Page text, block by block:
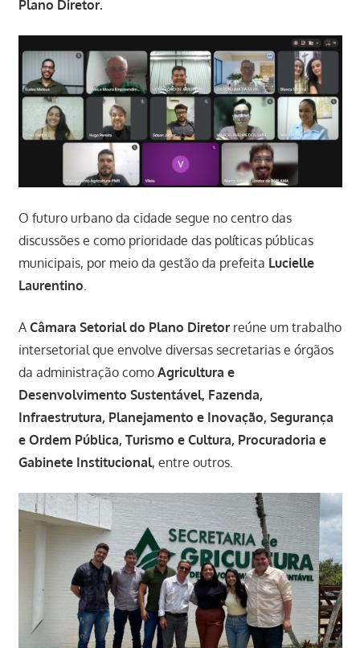
Plano Diretor.
O futuro urbano da cidade segue no centro das
discussões e como prioridade das políticas públicas
municipais, por meio da gestão da prefeita Lucielle
Laurentino
A Câmara Setorial do Plano Diretorreúne um trabalho
intersetorial que envolve diversas secretarias e órgãos
da administração como Agricultura e
Desenvolvimento Sustentável, Fazenda,
Infraestrutura, Planejamento e Inovação, Segurança
e Ordem Pública, Turismo e Cultura, Procuradoria e
Gabinete Institucional, entre outros.